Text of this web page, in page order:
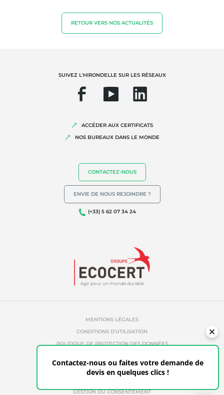
Agriculture biologique
Responsabilité sociétale des entreprises
Biodiversité et changement climatique
RETOUR VERS NOS ACTUALITÉS
Agir pour un monde durable
SUIVEZ L'HIRONDELLE SUR LES RÉSEAUX
ACCÉDER AUX CERTIFICATS
NOS BUREAUX DANS LE MONDE
CONTACTEZ-NOUS
ENVIE DE NOUS REJOINDRE ?
(+33) 5 62 07 34 24
MENTIONS LÉGALES
CONDITIONS D'UTILISATION
POLITIQUE DE PROTECTION DES DONNÉES
RÉFÉRENCES ABUSIVES
GESTION DU CONSENTEMENT
Contactez-nous ou faites votre demande de
devis en quelques clics !